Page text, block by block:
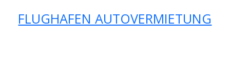
FLUGHAFEN AUTOVERMIETUNG